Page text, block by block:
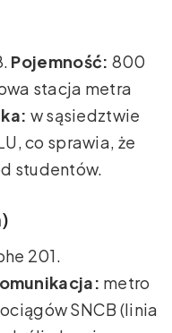
Pojemność: 800
stacja metra
w sąsiedztwie
co sprawia, że
studentów.
201.
metro
SNCB (linia